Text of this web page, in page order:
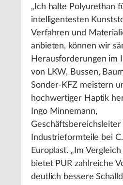
„Ich halte Polyurethan
intelligentesten
Verfahren und
anbieten, können wir
Herausforderungen im
von LKW, Bussen,
Sonder-KFZ meistern
hochwertiger Haptik
Ingo Minnemann,
Industrieformteile bei
Europlast. „Im
bietet PUR zahlreiche
deutlich bessere